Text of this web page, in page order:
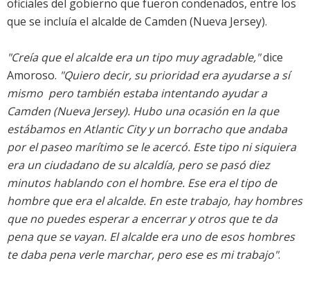
oficiales del gobierno que fueron condenados, entre los
que se incluía el alcalde de Camden (Nueva Jersey).
"Creía que el alcalde era un tipo muy agradable,"dice
Amoroso. "Quiero decir, su prioridad era ayudarse a sí
mismo  pero también estaba intentando ayudar a
Camden (Nueva Jersey). Hubo una ocasión en la que
estábamos en Atlantic City y un borracho que andaba
por el paseo marítimo se le acercó. Este tipo ni siquiera
era un ciudadano de su alcaldía, pero se pasó diez
minutos hablando con el hombre. Ese era el tipo de
hombre que era el alcalde. En este trabajo, hay hombres
que no puedes esperar a encerrar y otros que te da
pena que se vayan. El alcalde era uno de esos hombres 
te daba pena verle marchar, pero ese es mi trabajo".